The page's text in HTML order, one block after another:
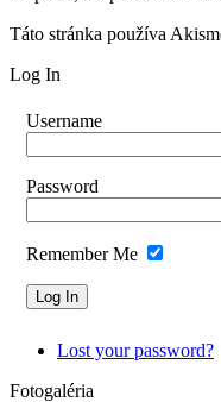
Táto stránka používa
Log In
Username
Password
Remember Me
Lost your password?
Fotogaléria